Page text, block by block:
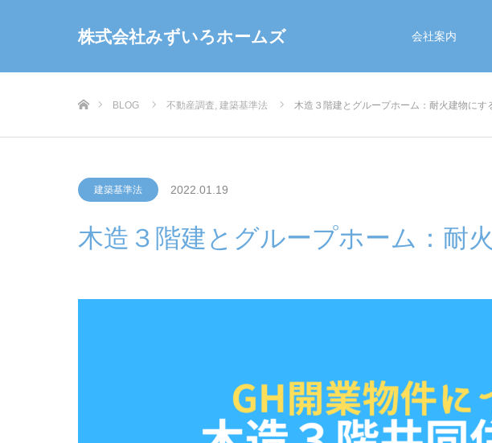
株式会社みずいろホームズ 会社案内
BLOG 不動産調査, 建築基準法 木造３階建とグループホーム：耐火建物に
建築基準法 2022.01.19
木造３階建とグループホーム：耐